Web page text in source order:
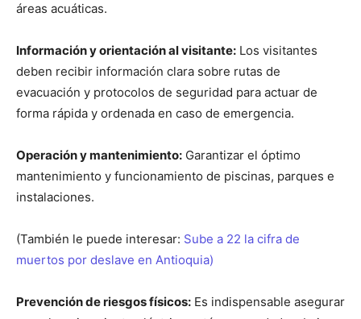
áreas acuáticas.
Información y orientación al visitante: Los visitantes
deben recibir información clara sobre rutas de
evacuación y protocolos de seguridad para actuar de
forma rápida y ordenada en caso de emergencia.
Operación y mantenimiento: Garantizar el óptimo
mantenimiento y funcionamiento de piscinas, parques e
instalaciones.
(También le puede interesar: Sube a 22 la cifra de
muertos por deslave en Antioquia)
Prevención de riesgos físicos: Es indispensable asegurar